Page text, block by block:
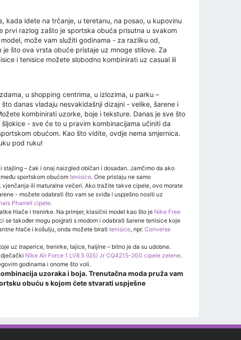
kada idete na trčanje, u teretanu, na posao, u kupovinu
prvi razlog zašto je sportska obuća prisutna u svakom
može vam služiti godinama - za razliku od,
što ova vrsta obuće pristaje uz mnoge stilove. Za
i tenisice možete slobodno kombinirati uz casual ili
u shopping centrima, u izlozima, u parku –
danas vladaju nesvakidašnji dizajni - velike, šarene i
kombinirati uzorke, boje i teksture. Danas je sve što
- sve će to u pravim kombinacijama učiniti da
obućom. Kao što vidite, ovdje nema smjernica.
pod ruku!
– čak i onaj naizgled običan i dosadan. Jamčimo da ako
sportskom obućom tenisice. One pristaju ne samo
ili maturalne večeri. Ako tražite takve cipele, ovo morate
- možete odabrati što vam se sviđa i uspješno nositi uz
Pharrell cipele.
hlače i trenirke. Na primjer, klasični model kao što je Nike Free
također mogu poigrati s modom i odabrati šarene tenisice koje
hlače i košulju, onda možete birati tenisice, npr. Converse
uz traperice, trenirke, tajice, haljine – bitno je da su udobne.
Nike Air Force 1 LV8 5 (GS) Jr CQ4215-200 cipele zelene.
godinama i onome što voli.
uzoraka i boja. Trenutačna moda pruža vam
obuću s kojom ćete stvarati uspješne